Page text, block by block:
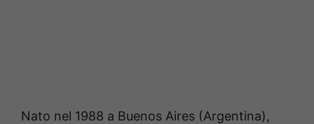
Nato nel 1988 a Buenos Aires (Argentina),